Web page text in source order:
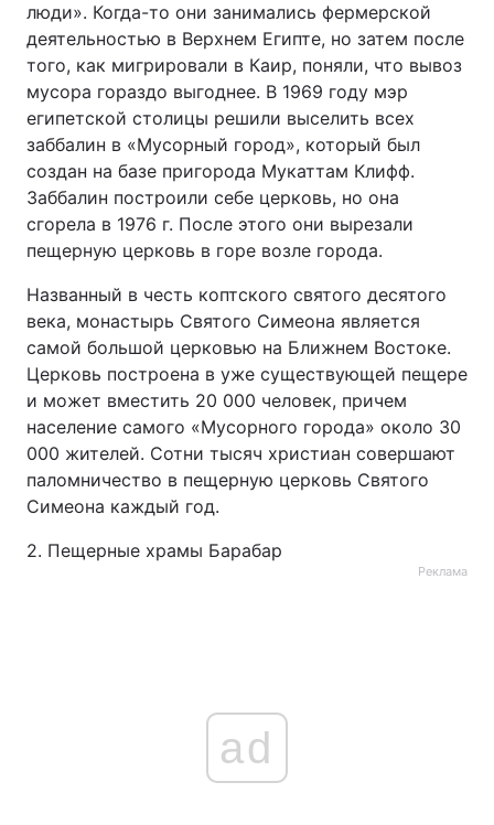
люди». Когда-то они занимались фермерской
деятельностью в Верхнем Египте, но затем после
того, как мигрировали в Каир, поняли, что вывоз
мусора гораздо выгоднее. В 1969 году мэр
египетской столицы решили выселить всех
заббалин в «Мусорный город», который был
создан на базе пригорода Мукаттам Клифф.
Заббалин построили себе церковь, но она
сгорела в 1976 г. После этого они вырезали
пещерную церковь в горе возле города.
Названный в честь коптского святого десятого
века, монастырь Святого Симеона является
самой большой церковью на Ближнем Востоке.
Церковь построена в уже существующей пещере
и может вместить 20 000 человек, причем
население самого «Мусорного города» около 30
000 жителей. Сотни тысяч христиан совершают
паломничество в пещерную церковь Святого
Симеона каждый год.
2. Пещерные храмы Барабар
Реклама
ad